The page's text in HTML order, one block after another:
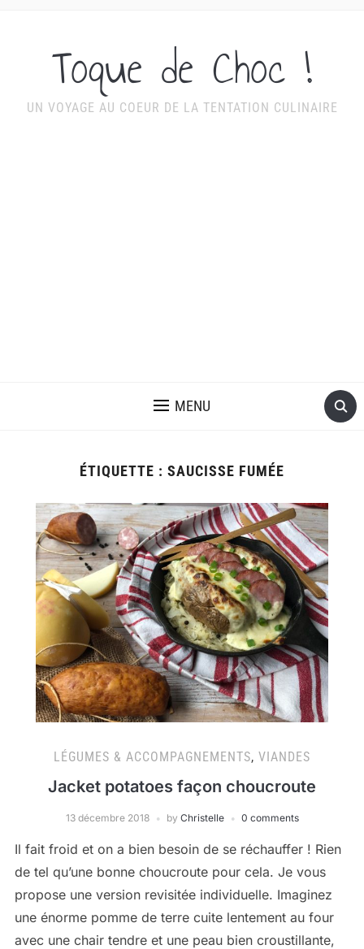
Toque de Choc !
UN VOYAGE AU COEUR DE LA TENTATION CULINAIRE
MENU
ÉTIQUETTE : SAUCISSE FUMÉE
LÉGUMES & ACCOMPAGNEMENTS, VIANDES
Jacket potatoes façon choucroute
13 décembre 2018 by Christelle 0 comments
Il fait froid et on a bien besoin de se réchauffer ! Rien
de tel qu’une bonne choucroute pour cela. Je vous
propose une version revisitée individuelle. Imaginez
une énorme pomme de terre cuite lentement au four
avec une chair tendre et une peau bien croustillante,